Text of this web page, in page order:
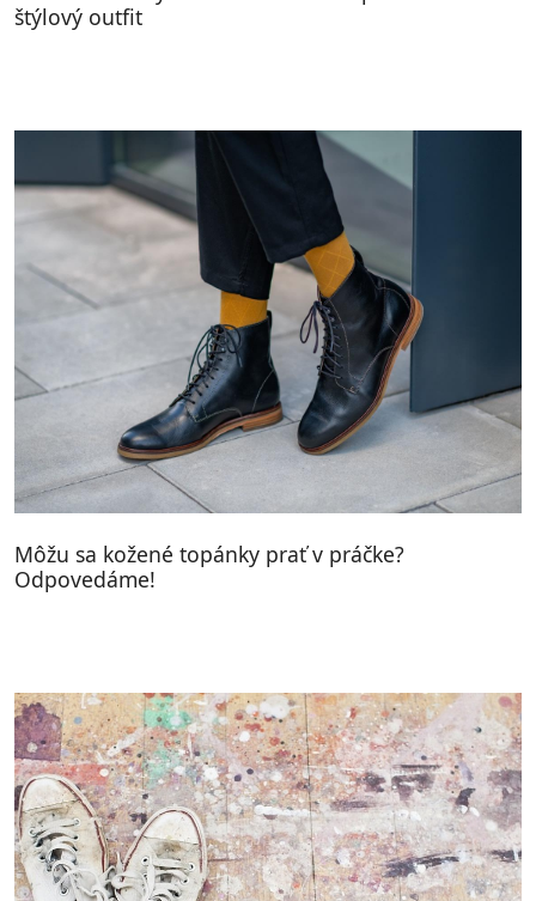
štýlový outfit
Môžu sa kožené topánky prať v práčke?
Odpovedáme!